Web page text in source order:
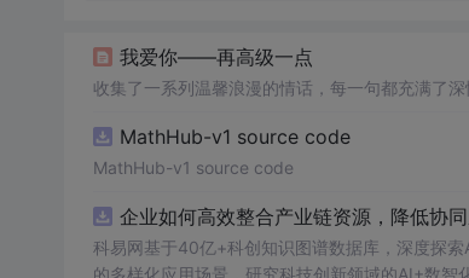
我爱你——再高级一点
收集了一系列温馨浪漫的情话，每一句都充满了
MathHub-v1 source code
MathHub-v1 source code
企业如何高效整合产业链资源，降低协
科易网基于40亿+科创知识图谱数据库，深度探
的多样化应用场景，研究科技创新领域的AI+数智